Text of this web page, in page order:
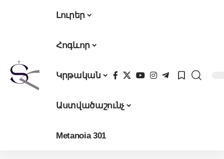
Լուրեր
Հոգևոր
Կրթական
Աստվածաշունչ
Metanoia 301